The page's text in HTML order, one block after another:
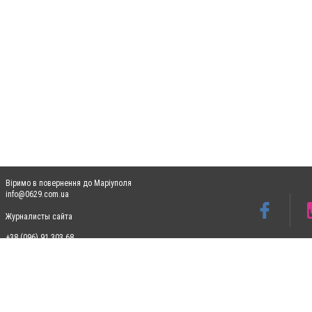
Віримо в повернення до Маріуполя
info@0629.com.ua
Журналисты сайта
+38 (096) 91 303 68